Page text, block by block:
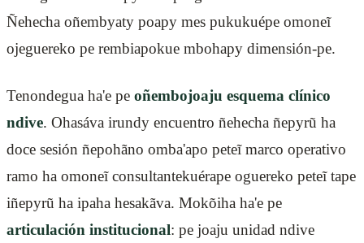
Ñehecha oñembyaty poapy mes pukukuépe omoneĩ
ojeguereko pe rembiapokue mbohapy dimensión-pe.
Tenondegua ha'e pe oñembojoaju esquema clínico
ndive. Ohasáva irundy encuentro ñehecha ñepyrũ ha
doce sesión ñepohãno omba'apo peteĩ marco operativo
ramo ha omoneĩ consultantekuérape oguereko peteĩ tape
iñepyrũ ha ipaha hesakãva. Mokõiha ha'e pe
articulación institucional: pe joaju unidad ndive